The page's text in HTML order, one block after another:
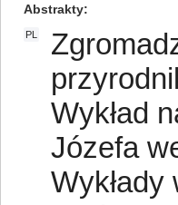
Abstrakty
PL
Wykład
Józefa